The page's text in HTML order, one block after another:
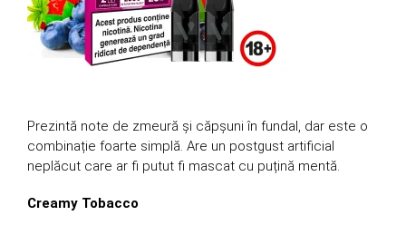
Prezintă note de zmeură și căpșuni în fundal, dar este o
combinație foarte simplă. Are un postgust artificial
neplăcut care ar fi putut fi mascat cu puțină mentă.
Creamy Tobacco